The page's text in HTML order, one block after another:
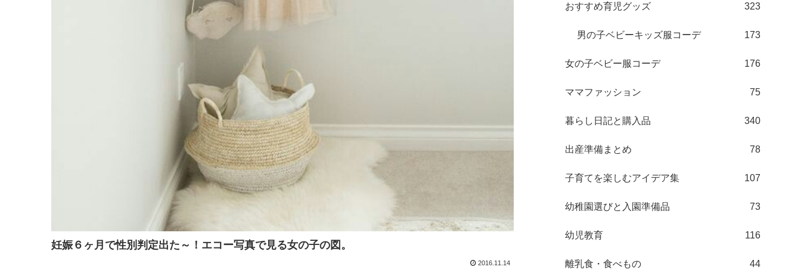
妊娠６ヶ月で性別判定出た～！エコー写真で見る女の子の図。
2016.11.14
おすすめ育児グッズ 323
男の子ベビーキッズ服コーデ 173
女の子ベビー服コーデ 176
ママファッション 75
暮らし日記と購入品 340
出産準備まとめ 78
子育てを楽しむアイデア集 107
幼稚園選びと入園準備品 73
幼児教育 116
離乳食・食べもの 44